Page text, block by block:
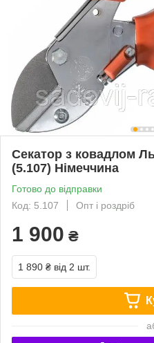
Секатор з ковадлом
(5.107) Німеччина
Готово до відправки
Код: 5.107
Опт і роздріб
1 900 ₴
1 890 ₴ від 2 шт.